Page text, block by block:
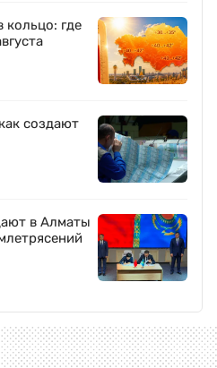
кольцо: где
создают
в Алматы